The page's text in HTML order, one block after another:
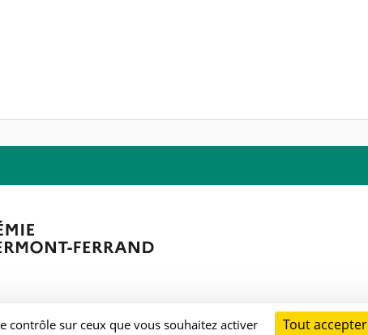
contrôle sur ceux que vous souhaitez activer Tout accepter